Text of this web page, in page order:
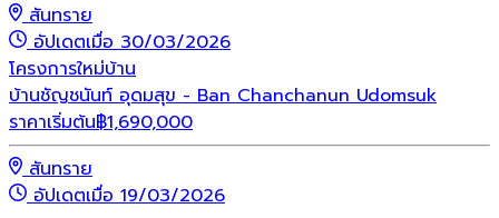
สันทราย
อัปเดตเมื่อ 30/03/2026
โครงการใหม่บ้าน
บ้านชัญชนันท์ อุดมสุข - Ban Chanchanun Udomsuk
ราคาเริ่มต้น฿1,690,000
สันทราย
อัปเดตเมื่อ 19/03/2026